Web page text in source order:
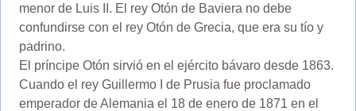
menor de Luis II. El rey Otón de Baviera no debe
confundirse con el rey Otón de Grecia, que era su tío y
padrino.
El príncipe Otón sirvió en el ejército bávaro desde 1863.
Cuando el rey Guillermo I de Prusia fue proclamado
emperador de Alemania el 18 de enero de 1871 en el